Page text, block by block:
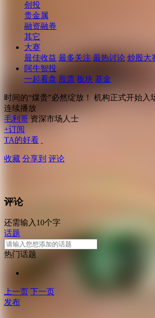
创投
贵金属
融资融券
其它
大赛
最佳收益 最多关注 最热讨论 炒股大
阿牛智投
一起看盘 股票 板块 基金
时间的“煤贵”必然绽放！ 机构正式开始
连续播放
毛利哥 资深市场人士
+订阅
TA的好看
收藏 分享到 评论
评论
还需输入10个字
话题
热门话题
上一页 下一页
发布